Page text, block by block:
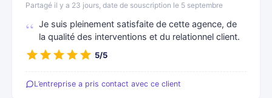
Partagé il y a 23 jours, date de souscription le 5 septembre
Je suis pleinement satisfaite de cette agence, de
la qualité des interventions et du relationnel client.
5/5
L’entreprise a pris contact avec ce client